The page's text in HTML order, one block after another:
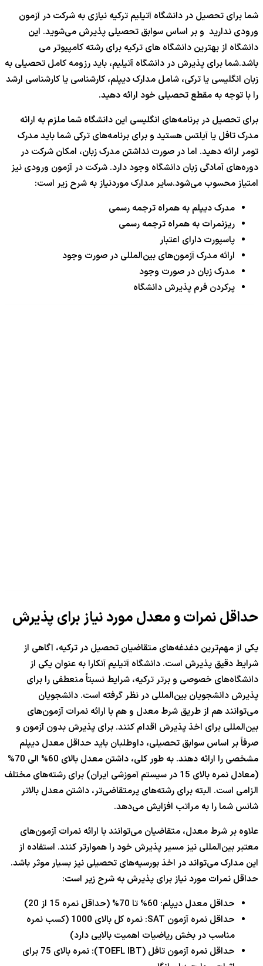
شما برای تحصیل در دانشگاه آتیلیم ترکیه نیازی به شرکت در آزمون
ورودی ندارید و بر اساس سوابق تحصیلی پذیرش می‌شوید. این
دانشگاه از بهترین دانشگاه های ترکیه برای رشته کامپیوتر می
باشد.شما برای پذیرش در دانشگاه آتیلیم، باید رزومه کامل تحصیلی به
زبان انگلیسی یا ترکی، شامل مدارک دیپلم، کارشناسی یا کارشناسی ارشد
را با توجه به مقطع تحصیلی خود ارائه دهید.
برای تحصیل در برنامه‌های انگلیسی این دانشگاه شما ملزم به ارائه
مدرک تافل یا آیلتس هستید و برای برنامه‌های ترکی شما باید مدرک
تومر ارائه دهید. اما در صورت نداشتن مدرک زبان، امکان شرکت در
دوره‌های آمادگی زبان دانشگاه وجود دارد. شرکت در آزمون ورودی نیز
امتیاز محسوب می‌شود.سایر مدارک موردنیاز به شرح زیر است:
مدرک دیپلم به همراه ترجمه رسمی
ریزنمرات به همراه ترجمه رسمی
پاسپورت دارای اعتبار
ارائه مدرک آزمون‌های بین‌المللی در صورت وجود
مدرک زبان در صورت وجود
پرکردن فرم پذیرش دانشگاه
حداقل نمرات و معدل مورد نیاز برای پذیرش
یکی از مهم‌ترین دغدغه‌های متقاضیان تحصیل در ترکیه، آگاهی از
شرایط دقیق پذیرش است. دانشگاه آتیلیم آنکارا به عنوان یکی از
دانشگاه‌های خصوصی و برتر ترکیه، شرایط نسبتاً منعطفی را برای
پذیرش دانشجویان بین‌المللی در نظر گرفته است. دانشجویان
می‌توانند هم از طریق شرط معدل و هم با ارائه نمرات آزمون‌های
بین‌المللی برای اخذ پذیرش اقدام کنند. برای پذیرش بدون آزمون و
صرفاً بر اساس سوابق تحصیلی، داوطلبان باید حداقل معدل دیپلم
مشخصی را ارائه دهند. به طور کلی، داشتن معدل بالای 60% الی 70%
(معادل نمره بالای 15 در سیستم آموزشی ایران) برای رشته‌های مختلف
الزامی است. البته برای رشته‌های پرمتقاضی‌تر، داشتن معدل بالاتر
شانس شما را به مراتب افزایش می‌دهد.
علاوه بر شرط معدل، متقاضیان می‌توانند با ارائه نمرات آزمون‌های
معتبر بین‌المللی نیز مسیر پذیرش خود را هموارتر کنند. استفاده از
این مدارک می‌تواند در اخذ بورسیه‌های تحصیلی نیز بسیار موثر باشد.
حداقل نمرات مورد نیاز برای پذیرش به شرح زیر است:
حداقل معدل دیپلم: 60% تا 70% (حداقل نمره 15 از 20)
حداقل نمره آزمون SAT: نمره کل بالای 1000 (کسب نمره
مناسب در بخش ریاضیات اهمیت بالایی دارد)
حداقل نمره آزمون تافل (TOEFL IBT): نمره بالای 75 برای